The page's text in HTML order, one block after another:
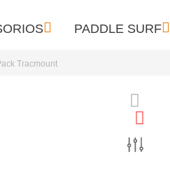
 PADDLE SURF
Tracmount